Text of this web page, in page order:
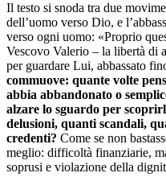
Il testo si snoda tra due
dell’uomo verso Dio, e
verso ogni uomo: «Proprio
Vescovo Valerio – la libertà di
per guardare Lui, abbassato
commuove: quante volte
abbia abbandonato o
alzare lo sguardo per
delusioni, quanti scandali,
credenti? Come se non
meglio: difficoltà finanziarie,
soprusi e violazione della